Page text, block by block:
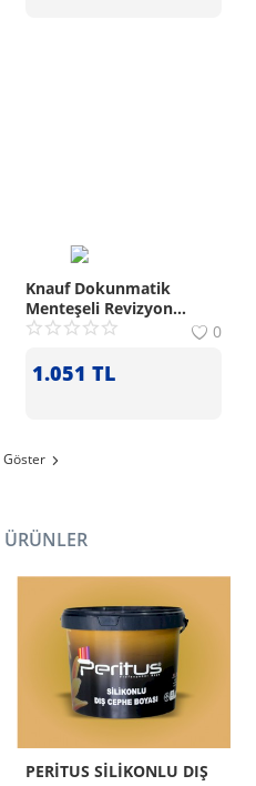
Knauf Dokunmatik
Menteşeli Revizyon
Kapağı (40x60 cm)
0
1.051 TL
Göster
PERİTUS SİLİKONLU DIŞ